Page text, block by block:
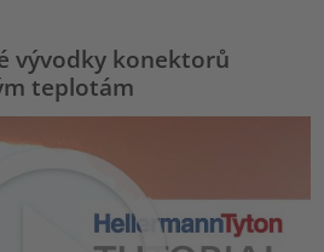
vývodky konektorů
teplotám